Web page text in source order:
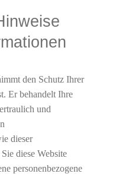
den Schutz Ihrer
Er behandelt Ihre
und
dieser
diese Website
personenbezogene